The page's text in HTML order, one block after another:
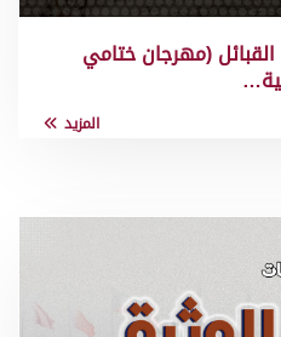
(مهرجان ختامي
المزيد